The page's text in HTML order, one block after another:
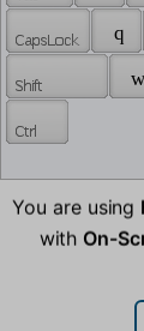
q
w
You are using
with On-